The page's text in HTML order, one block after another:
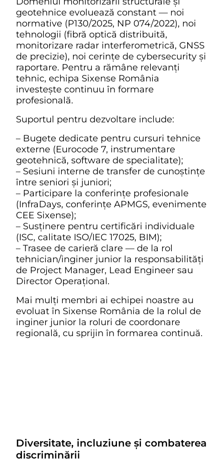
geotehnice evoluează constant — noi
normative (P130/2025, NP 074/2022), noi
tehnologii (fibră optică distribuită,
monitorizare radar interferometrică, GNSS
de precizie), noi cerințe de cybersecurity și
raportare. Pentru a rămâne relevanți
tehnic, echipa Sixense România
investește continuu în formare
profesională.
Suportul pentru dezvoltare include:
– Bugete dedicate pentru cursuri tehnice
externe (Eurocode 7, instrumentare
geotehnică, software de specialitate);
– Sesiuni interne de transfer de cunoștințe
între seniori și juniori;
– Participare la conferințe profesionale
(InfraDays, conferințe APMGS, evenimente
CEE Sixense);
– Susținere pentru certificări individuale
(ISC, calitate ISO/IEC 17025, BIM);
– Trasee de carieră clare — de la rol
tehnician/inginer junior la responsabilități
de Project Manager, Lead Engineer sau
Director Operațional.
Mai mulți membri ai echipei noastre au
evoluat în Sixense România de la rolul de
inginer junior la roluri de coordonare
regională, cu sprijin în formarea continuă.
Diversitate, incluziune și combaterea
discriminării